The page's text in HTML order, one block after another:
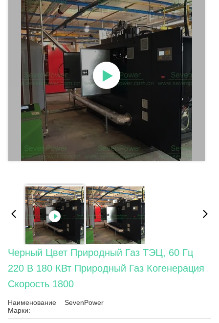
Черный Цвет Природный Газ ТЭЦ, 60 Гц
220 В 180 КВт Природный Газ Когенерация
Скорость 1800
Наименование
Марки:
SevenPower